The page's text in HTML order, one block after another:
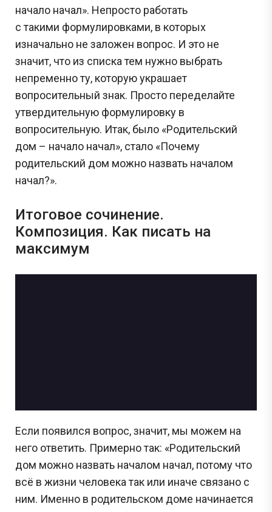
начало начал». Непросто работать
с такими формулировками, в которых
изначально не заложен вопрос. И это не
значит, что из списка тем нужно выбрать
непременно ту, которую украшает
вопросительный знак. Просто переделайте
утвердительную формулировку в
вопросительную. Итак, было «Родительский
дом – начало начал», стало «Почему
родительский дом можно назвать началом
начал?».
Итоговое сочинение.
Композиция. Как писать на
максимум
Если появился вопрос, значит, мы можем на
него ответить. Примерно так: «Родительский
дом можно назвать началом начал, потому что
всё в жизни человека так или иначе связано с
ним. Именно в родительском доме начинается